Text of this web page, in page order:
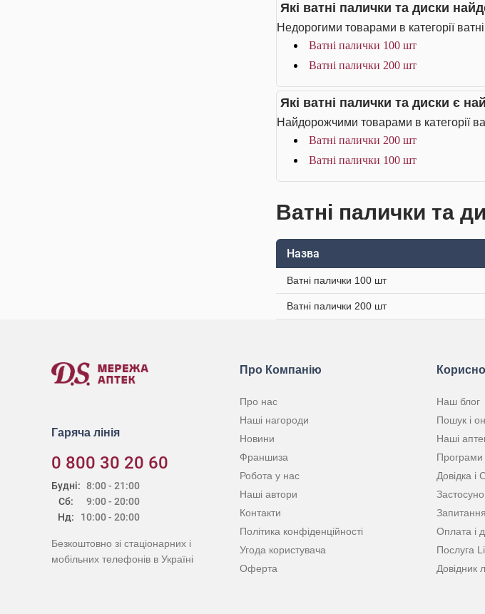
Які ватні палички та диски
Недорогими товарами в категорії
Ватні палички 100 шт
Ватні палички 200 шт
Які ватні палички та диски є
Найдорожчими товарами в категорії
Ватні палички 200 шт
Ватні палички 100 шт
Ватні палички та
Назва
Ватні палички 100 шт
Ватні палички 200 шт
Гаряча лінія
0 800 30 20 60
Будні:
Сб:
Нд:
8:00 - 21:00
9:00 - 20:00
10:00 - 20:00
Безкоштовно зі стаціонарних і
мобільних телефонів в Україні
Про Компанію
Про нас
Наші нагороди
Новини
Франшиза
Робота у нас
Наші автори
Контакти
Політика конфіденційності
Угода користувача
Оферта
Наш блог
Пошук і
Наші
Програми
Довідка і
Запитання
Оплата і
Послуга
Довідник